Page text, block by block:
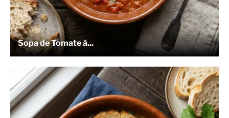
Sopa de Tomate à...